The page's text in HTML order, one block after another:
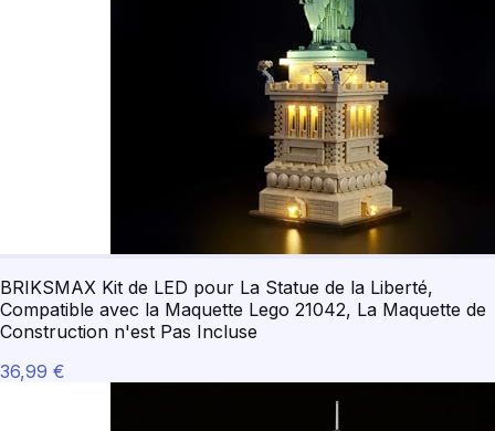
BRIKSMAX Kit de LED pour La Statue de la Liberté,
Compatible avec la Maquette Lego 21042, La Maquette de
Construction n'est Pas Incluse
36,99 €